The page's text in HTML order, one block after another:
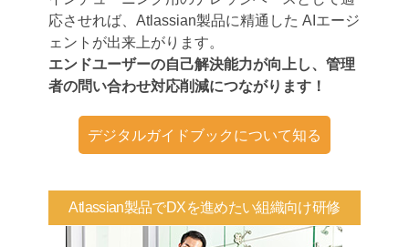
応させれば、Atlassian製品に精通した AIエージ
ェントが出来上がります。
エンドユーザーの自己解決能力が向上し、管理
者の問い合わせ対応削減につながります！
デジタルガイドブックについて知る
Atlassian製品でDXを進めたい組織向け研修